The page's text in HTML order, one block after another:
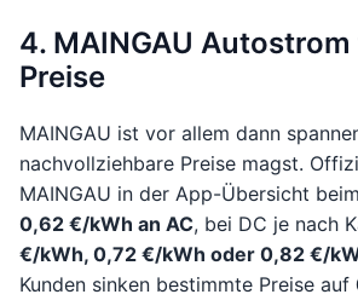
4. MAINGAU
Preise
MAINGAU ist vor allem dann
nachvollziehbare Preise magst.
MAINGAU in der App-Übersicht beim
0,62 €/kWh an AC, bei DC je nach
€/kWh, 0,72 €/kWh oder 0,82 €/
Kunden sinken bestimmte Preise auf